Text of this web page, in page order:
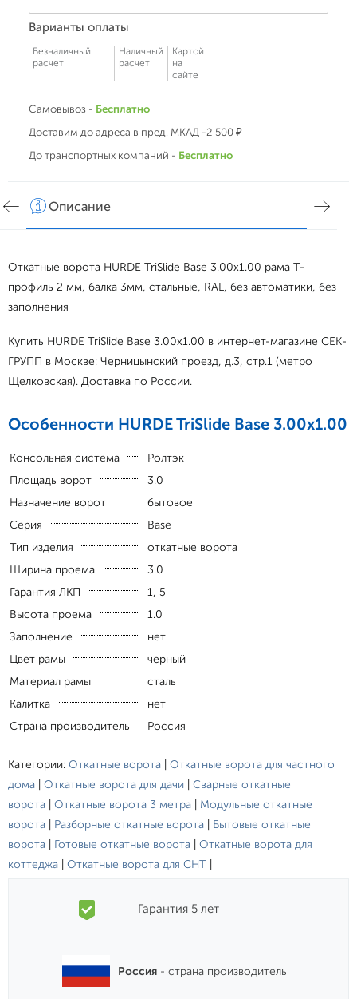
Варианты оплаты
Безналичный
расчет
Наличный
расчет
Картой
на
сайте
Самовывоз - Бесплатно
Доставим до адреса в пред. МКАД -2 500 ₽
До транспортных компаний - Бесплатно
Описание
Откатные ворота HURDE TriSlide Base 3.00x1.00 рама Т-
профиль 2 мм, балка 3мм, стальные, RAL, без автоматики, без
заполнения
Купить HURDE TriSlide Base 3.00x1.00 в интернет-магазине СЕК-
ГРУПП в Москве: Черницынский проезд, д.3, стр.1 (метро
Щелковская). Доставка по России.
Особенности HURDE TriSlide Base 3.00x1.00
Консольная система
Ролтэк
Площадь ворот
3.0
Назначение ворот
бытовое
Серия
Base
Тип изделия
откатные ворота
Ширина проема
3.0
Гарантия ЛКП
1, 5
Высота проема
1.0
Заполнение
нет
Цвет рамы
черный
Материал рамы
сталь
Калитка
нет
Страна производитель
Россия
Категории: Откатные ворота
Откатные ворота для частного
дома
Откатные ворота для дачи
Сварные откатные
ворота
Откатные ворота 3 метра
Модульные откатные
ворота
Разборные откатные ворота
Бытовые откатные
ворота
Готовые откатные ворота
Откатные ворота для
коттеджа
Откатные ворота для СНТ
Гарантия 5 лет
Россия - страна производитель